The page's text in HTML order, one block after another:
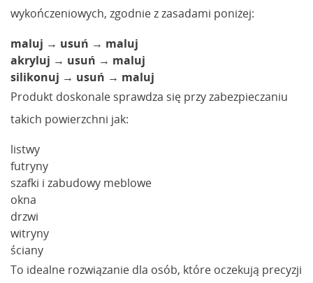
wykończeniowych, zgodnie z zasadami poniżej:
maluj → usuń → maluj
akryluj → usuń → maluj
silikonuj → usuń → maluj
Produkt doskonale sprawdza się przy zabezpieczaniu
takich powierzchni jak:
listwy
futryny
szafki i zabudowy meblowe
okna
drzwi
witryny
ściany
To idealne rozwiązanie dla osób, które oczekują precyzji